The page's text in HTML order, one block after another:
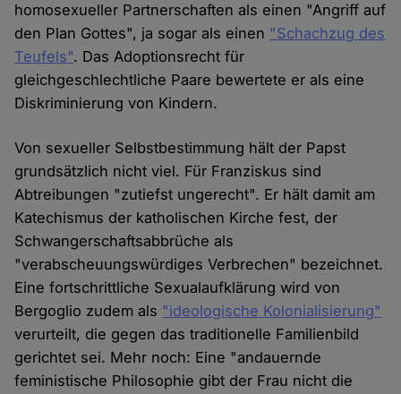
homosexueller Partnerschaften als einen "Angriff auf
den Plan Gottes", ja sogar als einen "Schachzug des
Teufels". Das Adoptionsrecht für
gleichgeschlechtliche Paare bewertete er als eine
Diskriminierung von Kindern.
Von sexueller Selbstbestimmung hält der Papst
grundsätzlich nicht viel. Für Franziskus sind
Abtreibungen "zutiefst ungerecht". Er hält damit am
Katechismus der katholischen Kirche fest, der
Schwangerschaftsabbrüche als
"verabscheuungswürdiges Verbrechen" bezeichnet.
Eine fortschrittliche Sexualaufklärung wird von
Bergoglio zudem als "ideologische Kolonialisierung"
verurteilt, die gegen das traditionelle Familienbild
gerichtet sei. Mehr noch: Eine "andauernde
feministische Philosophie gibt der Frau nicht die